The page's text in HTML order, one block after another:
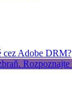
cez Adobe DRM?